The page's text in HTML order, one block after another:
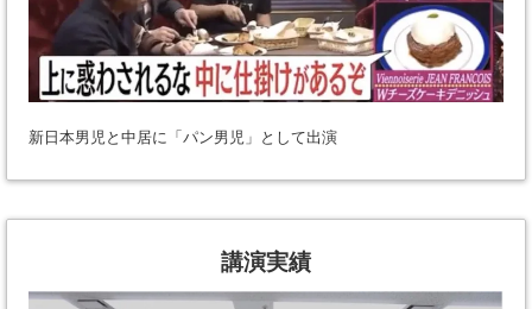
新日本男児と中居に「パン男児」として出演
講演実績